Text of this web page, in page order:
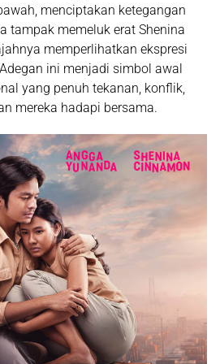
menciptakan ketegangan
tampak memeluk erat Shenina
memperlihatkan ekspresi
ini menjadi simbol awal
yang penuh tekanan, konflik,
mereka hadapi bersama.